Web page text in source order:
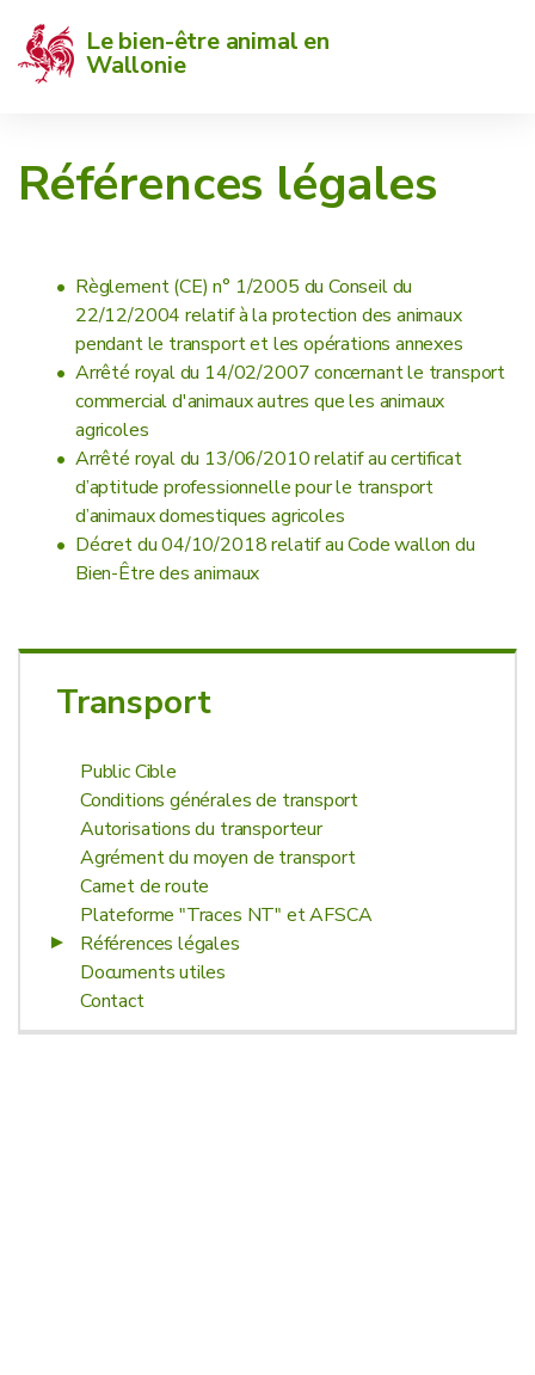
Le bien-être animal en
Wallonie
Références légales
Règlement (CE) n° 1/2005 du Conseil du
22/12/2004 relatif à la protection des animaux
pendant le transport et les opérations annexes
Arrêté royal du 14/02/2007 concernant le transport
commercial d'animaux autres que les animaux
agricoles
Arrêté royal du 13/06/2010 relatif au certificat
d’aptitude professionnelle pour le transport
d’animaux domestiques agricoles
Décret du 04/10/2018 relatif au Code wallon du
Bien-Être des animaux
Transport
Public Cible
Conditions générales de transport
Autorisations du transporteur
Agrément du moyen de transport
Carnet de route
Plateforme "Traces NT" et AFSCA
Références légales
Documents utiles
Contact